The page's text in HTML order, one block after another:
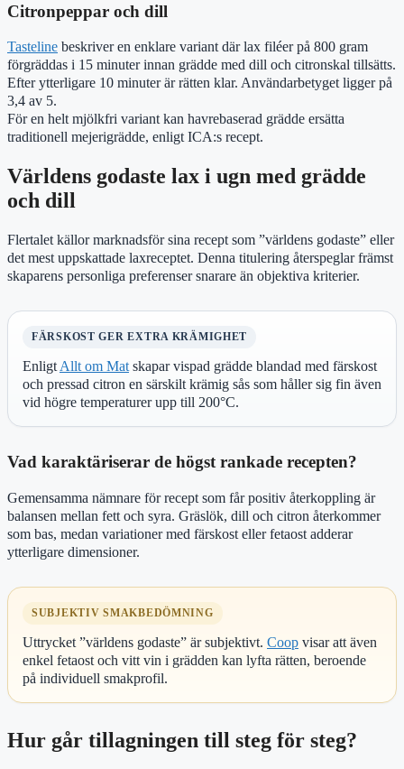
Citronpeppar och dill
Tasteline beskriver en enklare variant där lax filéer på 800 gram
förgräddas i 15 minuter innan grädde med dill och citronskal tillsätts.
Efter ytterligare 10 minuter är rätten klar. Användarbetyget ligger på
3,4 av 5.
För en helt mjölkfri variant kan havrebaserad grädde ersätta
traditionell mejerigrädde, enligt ICA:s recept.
Världens godaste lax i ugn med grädde
och dill
Flertalet källor marknadsför sina recept som ”världens godaste” eller
det mest uppskattade laxreceptet. Denna titulering återspeglar främst
skaparens personliga preferenser snarare än objektiva kriterier.
FÄRSKOST GER EXTRA KRÄMIGHET
EnligtAllt om Matskapar vispad grädde blandad med färskost
och pressad citron en särskilt krämig sås som håller sig fin även
vid högre temperaturer upp till 200°C.
Vad karaktäriserar de högst rankade recepten?
Gemensamma nämnare för recept som får positiv återkoppling är
balansen mellan fett och syra. Gräslök, dill och citron återkommer
som bas, medan variationer med färskost eller fetaost adderar
ytterligare dimensioner.
SUBJEKTIV SMAKBEDÖMNING
Uttrycket ”världens godaste” är subjektivt. Coop visar att även
enkel fetaost och vitt vin i grädden kan lyfta rätten, beroende
på individuell smakprofil.
Hur går tillagningen till steg för steg?